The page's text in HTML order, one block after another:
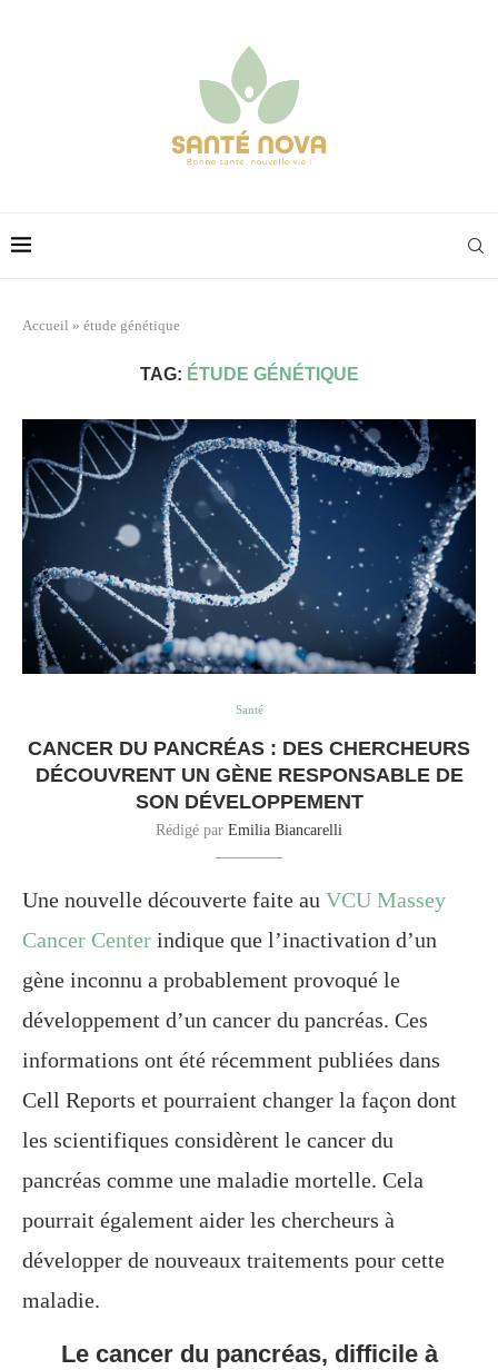
Accueil » étude génétique
TAG: ÉTUDE GÉNÉTIQUE
Santé
CANCER DU PANCRÉAS : DES CHERCHEURS
DÉCOUVRENT UN GÈNE RESPONSABLE DE
SON DÉVELOPPEMENT
Rédigé par Emilia Biancarelli
Une nouvelle découverte faite au VCU Massey
Cancer Center indique que l’inactivation d’un
gène inconnu a probablement provoqué le
développement d’un cancer du pancréas. Ces
informations ont été récemment publiées dans
Cell Reports et pourraient changer la façon dont
les scientifiques considèrent le cancer du
pancréas comme une maladie mortelle. Cela
pourrait également aider les chercheurs à
développer de nouveaux traitements pour cette
maladie.
Le cancer du pancréas, difficile à